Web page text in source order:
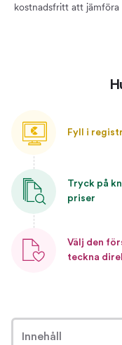
kostnadsfritt att
Fyll i
Tryck på
priser
Välj den
teckna
Innehåll